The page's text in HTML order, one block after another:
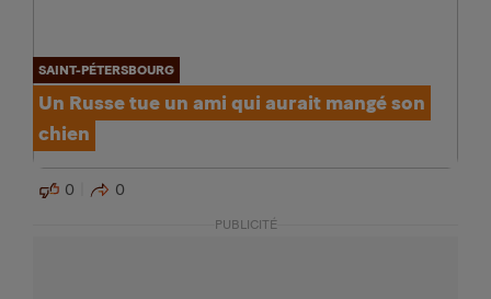
SAINT-PÉTERSBOURG
Un Russe tue un ami qui aurait mangé son
chien
0 0
PUBLICITÉ